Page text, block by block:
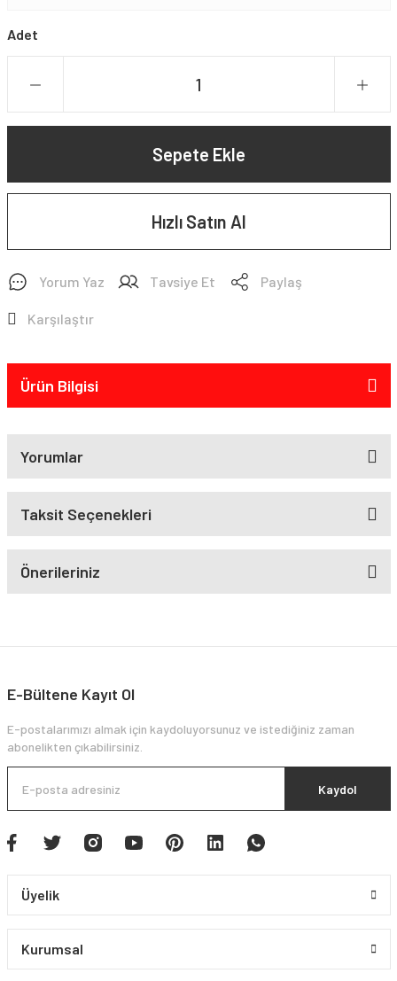
Adet
Sepete Ekle
Hızlı Satın Al
Yorum Yaz Tavsiye Et Paylaş
Karşılaştır
Ürün Bilgisi
Yorumlar
Taksit Seçenekleri
Önerileriniz
E-Bültene Kayıt Ol
E-postalarımızı almak için kaydoluyorsunuz ve istediğiniz zaman
abonelikten çıkabilirsiniz.
Kaydol
Üyelik
Kurumsal